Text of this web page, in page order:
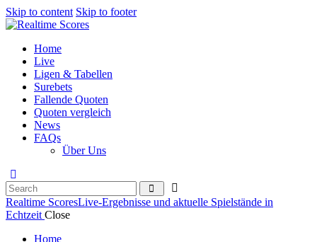
Skip to content Skip to footer
Home
Live
Ligen & Tabellen
Surebets
Fallende Quoten
Quoten vergleich
News
FAQs
Über Uns
Realtime ScoresLive-Ergebnisse und aktuelle Spielstände in
Echtzeit Close
Home